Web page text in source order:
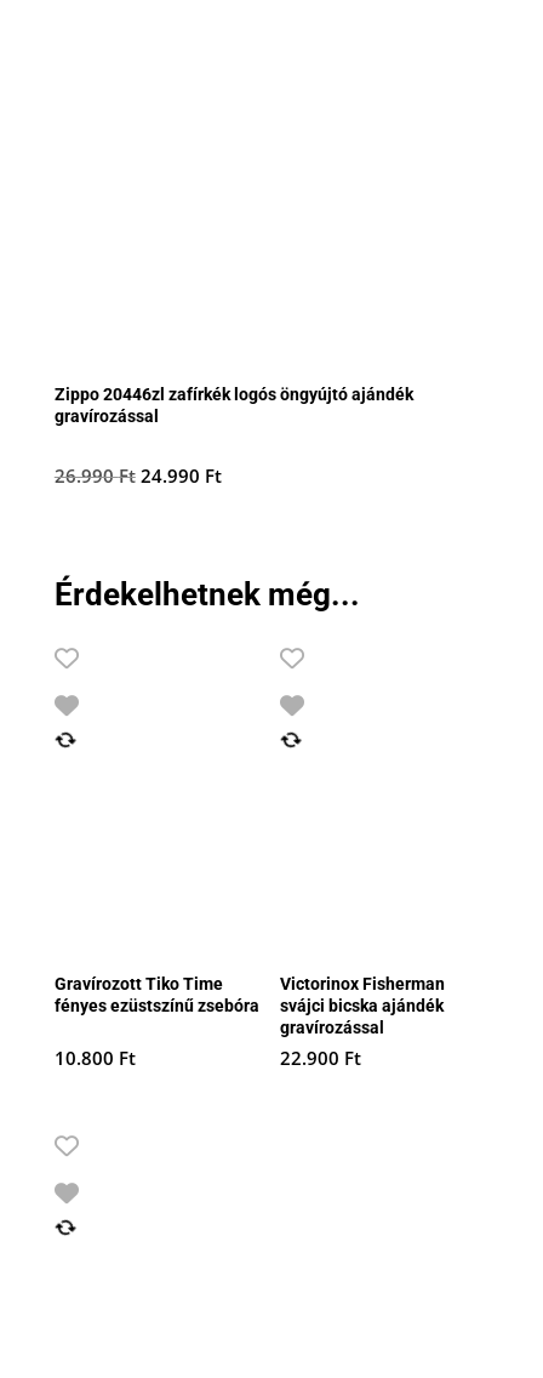
Zippo 20446zl zafírkék logós öngyújtó ajándék
gravírozással
26.990Ft Original
24.990 FtCurrent
Érdekelhetnek még...
Gravírozott Tiko Time
fényes ezüstszínű zsebóra
10.800 Ft
Victorinox Fisherman
svájci bicska ajándék
gravírozással
22.900 Ft